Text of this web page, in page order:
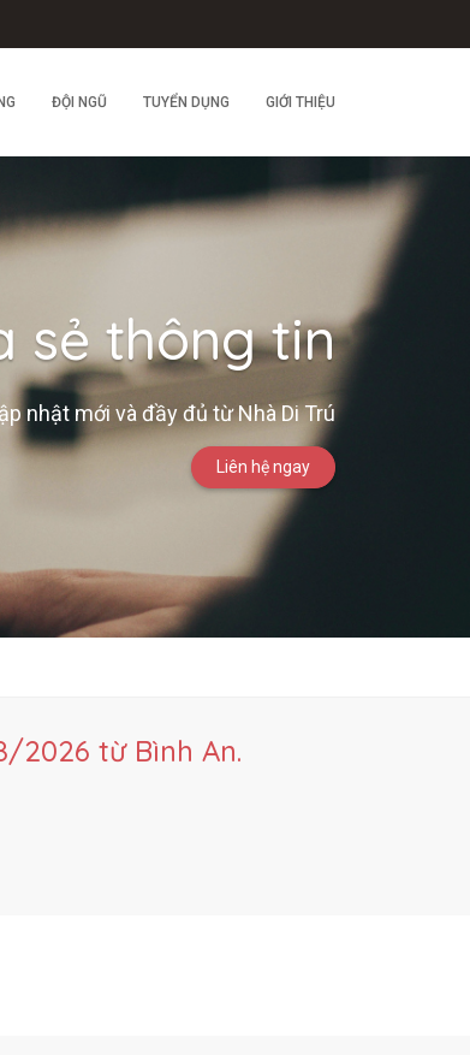
ĐỘI NGŨ TUYỂN DỤNG GIỚI THIỆU
sẻ thông tin
nhật mới và đầy đủ từ Nhà Di Trú
Liên hệ ngay
2026 từ Bình An.